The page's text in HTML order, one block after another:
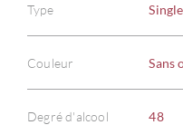
Type
Couleur Sans
Degré d'alcool 48